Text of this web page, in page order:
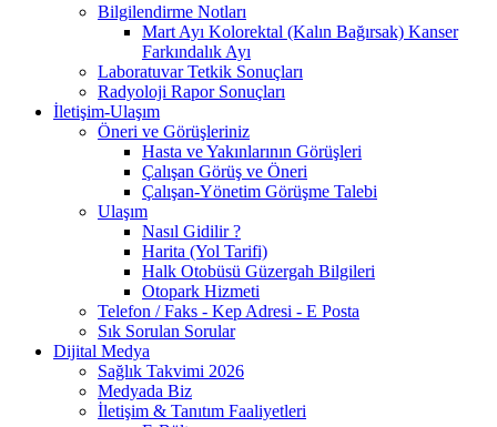
Bilgilendirme Notları
Mart Ayı Kolorektal (Kalın Bağırsak) Kanser
Farkındalık Ayı
Laboratuvar Tetkik Sonuçları
Radyoloji Rapor Sonuçları
İletişim-Ulaşım
Öneri ve Görüşleriniz
Hasta ve Yakınlarının Görüşleri
Çalışan Görüş ve Öneri
Çalışan-Yönetim Görüşme Talebi
Ulaşım
Nasıl Gidilir ?
Harita (Yol Tarifi)
Halk Otobüsü Güzergah Bilgileri
Otopark Hizmeti
Telefon / Faks - Kep Adresi - E Posta
Sık Sorulan Sorular
Dijital Medya
Sağlık Takvimi 2026
Medyada Biz
İletişim & Tanıtım Faaliyetleri